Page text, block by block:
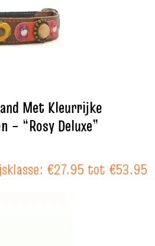
Met Kleurrijke
– “Rosy Deluxe”
€27.95 tot €53.95